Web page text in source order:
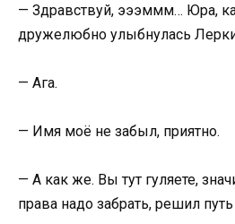
— Здравствуй, эээммм… Юра,
дружелюбно улыбнулась
— Ага.
— Имя моё не забыл, приятно.
— А как же. Вы тут гуляете,
права надо забрать, решил